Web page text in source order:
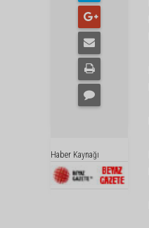
Haber Kaynağı